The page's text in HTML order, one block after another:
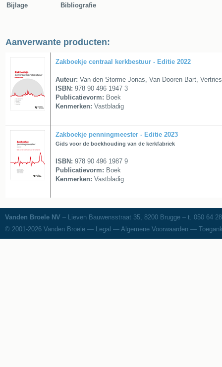
Bijlage
Bibliografie
Aanverwante producten:
Zakboekje centraal kerkbestuur - Editie 2022
Auteur: Van den Storme Jonas, Van Dooren Bart,
ISBN: 978 90 496 1947 3
Publicatievorm: Boek
Kenmerken: Vastbladig
Zakboekje penningmeester - Editie 2023
Gids voor de boekhouding van de kerkfabriek
ISBN: 978 90 496 1987 9
Publicatievorm: Boek
Kenmerken: Vastbladig
Vanden Broele NV – Lieven Bauwensstraat 35, 8200 Brugge – t. 050 64
© 2001-2026 Vanden Broele — Legal — Algemene Voorwaarden —